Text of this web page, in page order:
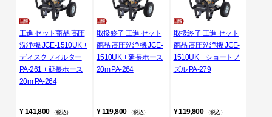
工進 セット商品 高圧
洗浄機 JCE-1510UK +
ディスクフィルター
PA-261 + 延長ホース
20m PA-264
¥ 141,800（税込）
取扱終了 工進 セット
商品 高圧洗浄機 JCE-
1510UK + 延長ホース
20m PA-264
¥ 119,800（税込）
取扱終了 工進 セット
商品 高圧洗浄機 JCE-
1510UK + ショートノ
ズル PA-279
¥ 119,800（税込）